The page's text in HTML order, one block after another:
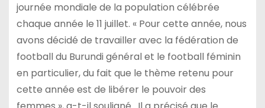
journée mondiale de la population célébrée
chaque année le 11 juillet. « Pour cette année, nous
avons décidé de travailler avec la fédération de
football du Burundi général et le football féminin
en particulier, du fait que le thème retenu pour
cette année est de libérer le pouvoir des